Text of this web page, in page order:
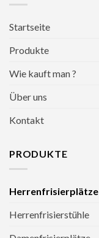
Startseite
Produkte
Wie kauft man ?
Über uns
Kontakt
PRODUKTE
Herrenfrisierplätze
Herrenfrisierstühle